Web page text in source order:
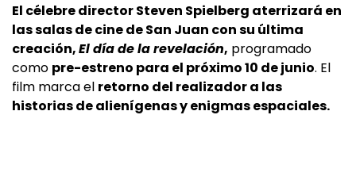
El célebre director Steven Spielberg aterrizará en
las salas de cine de San Juan con su última
creación,El día de la revelación, programado
como pre-estreno para el próximo 10 de junio. El
film marca el retorno del realizador a las
historias de alienígenas y enigmas espaciales.